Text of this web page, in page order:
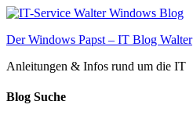
Zum
springen
Der Windows Papst – IT Blog Walter
Anleitungen & Infos rund um die IT
Blog Suche